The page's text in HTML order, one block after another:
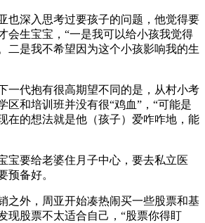
深入思考过要孩子的问题，他觉得要
会生宝宝，“一是我可以给小孩我觉得
二是我不希望因为这个小孩影响我的生
代抱有很高期望不同的是，从村小考
区和培训班并没有很“鸡血”，“可能是
在的想法就是他（孩子）爱咋咋地，能
要给老婆住月子中心，要去私立医
预备好。
外，周亚开始凑热闹买一些股票和基
现股票不太适合自己，“股票你得盯